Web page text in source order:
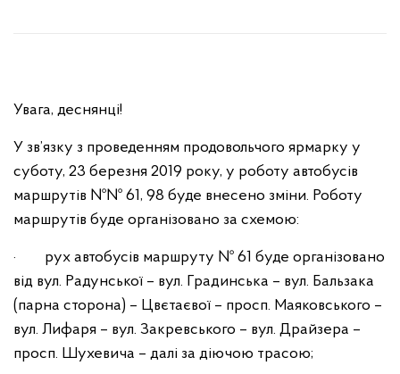
Увага, деснянці!
У зв’язку з проведенням продовольчого ярмарку у
суботу, 23 березня 2019 року, у роботу автобусів
маршрутів №№ 61, 98 буде внесено зміни. Роботу
маршрутів буде організовано за схемою:
· рух автобусів маршруту № 61 буде організовано
від вул. Радунської – вул. Градинська – вул. Бальзака
(парна сторона) – Цвєтаєвої – просп. Маяковського –
вул. Лифаря – вул. Закревського – вул. Драйзера –
просп. Шухевича – далі за діючою трасою;